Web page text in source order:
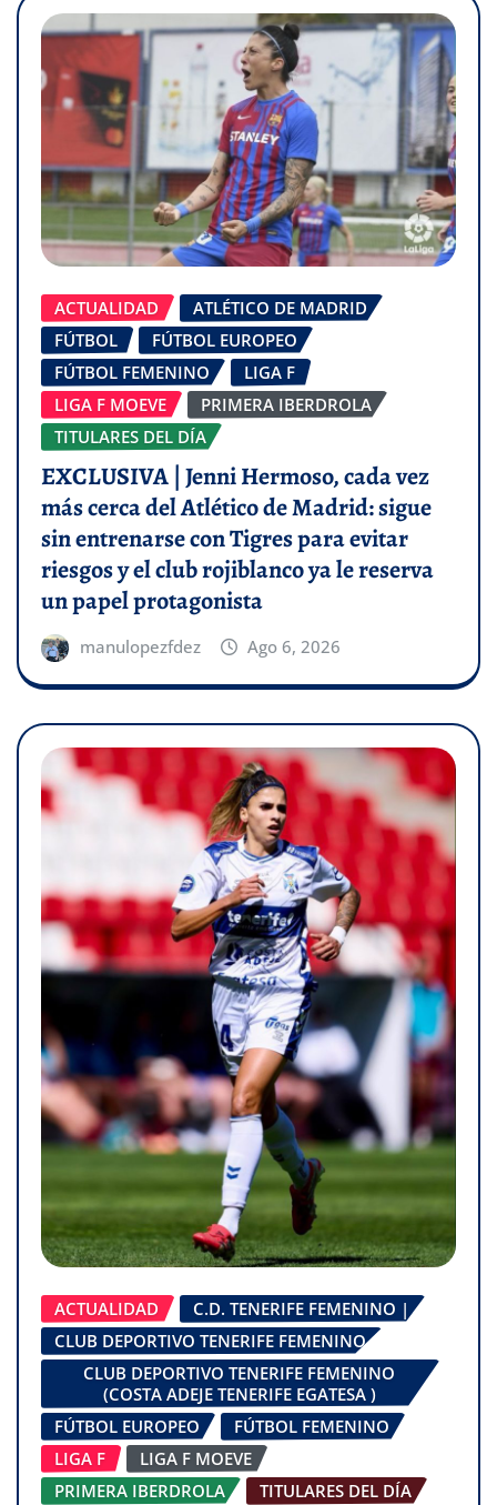
ACTUALIDAD
ATLÉTICO DE MADRID
FÚTBOL
FÚTBOL EUROPEO
FÚTBOL FEMENINO
LIGA F
LIGA F MOEVE
PRIMERA IBERDROLA
TITULARES DEL DÍA
EXCLUSIVA | Jenni Hermoso, cada vez
más cerca del Atlético de Madrid: sigue
sin entrenarse con Tigres para evitar
riesgos y el club rojiblanco ya le reserva
un papel protagonista
manulopezfdez Ago 6, 2026
ACTUALIDAD
C.D. TENERIFE FEMENINO |
CLUB DEPORTIVO TENERIFE FEMENINO
CLUB DEPORTIVO TENERIFE FEMENINO
(COSTA ADEJE TENERIFE EGATESA )
FÚTBOL EUROPEO
FÚTBOL FEMENINO
LIGA F
LIGA F MOEVE
PRIMERA IBERDROLA
TITULARES DEL DÍA